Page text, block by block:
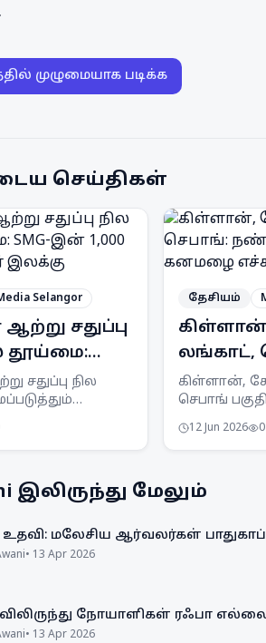
முழுமையாக படிக்க
செய்திகள்
Selangor
சதுப்பு
தூய்மை:
இலக்கு
சதுப்பு நில
ஈடுபடுத்த
Gateway (SMG)
தேசியம்
லங்காட்,
கனமழை
கிள்ளான்,
செபாங்
கூடிய
என
12 Jun 2026 0
இலிருந்து மேலும்
உதவி: மலேசிய ஆர்வலர்கள்
• 13 Apr 2026
நோயாளிகள் ரஃபா
• 13 Apr 2026